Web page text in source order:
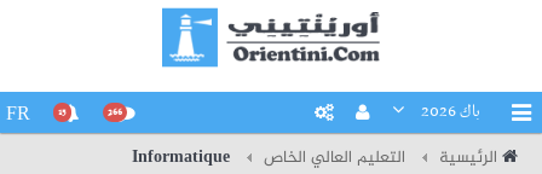
باك 2026 266
15
FR
الرئيسية التعليم العالي الخاص Informatique